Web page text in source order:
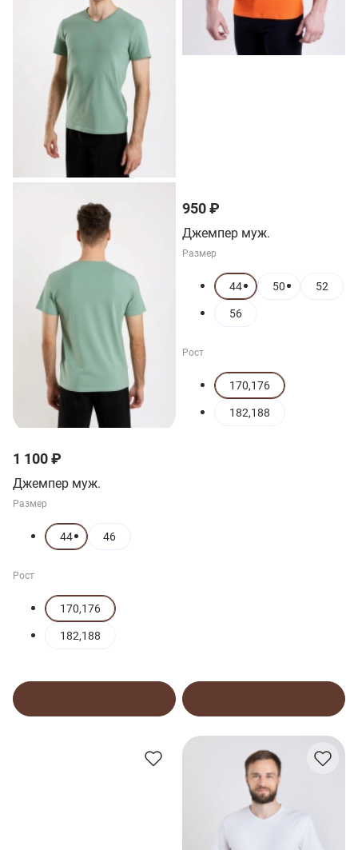
1 100 ₽
Джемпер муж.
Размер
44 46
Рост
170,176
182,188
950 ₽
Джемпер муж.
Размер
44 50 52
56
Рост
170,176
182,188